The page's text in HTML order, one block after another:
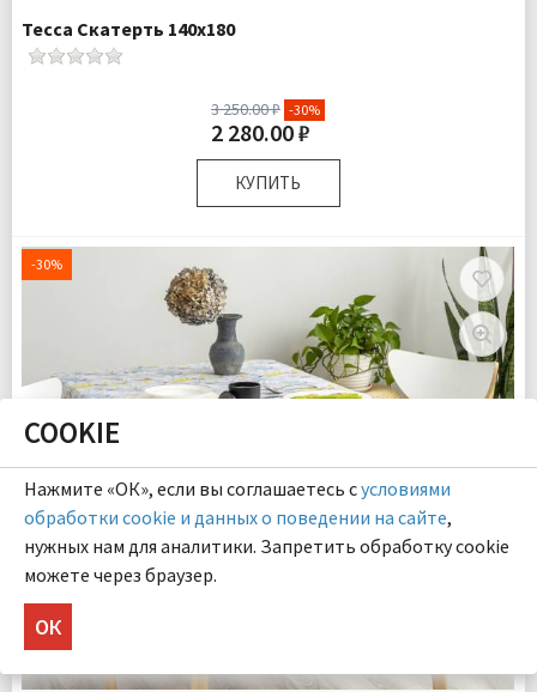
Тесса Скатерть 140х180
3 250.00 ₽ -30%
2 280.00 ₽
КУПИТЬ
Комплектация:
Скатерть 1 шт
Подробнее
-30%
COOKIE
Нажмите «ОК», если вы соглашаетесь сусловиями
обработки cookie и данных о поведении на сайте,
нужных нам для аналитики. Запретить обработку cookie
можете через браузер.
ОК